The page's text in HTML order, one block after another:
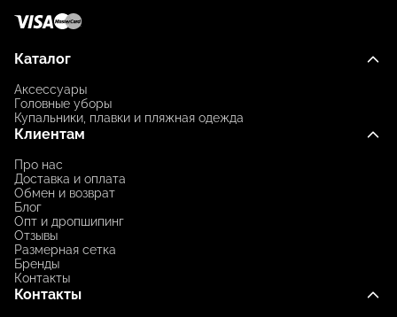
Каталог
Аксессуары
Головные уборы
Купальники, плавки и пляжная одежда
Клиентам
Про нас
Доставка и оплата
Обмен и возврат
Блог
Опт и дропшипинг
Отзывы
Размерная сетка
Бренды
Контакты
Контакты